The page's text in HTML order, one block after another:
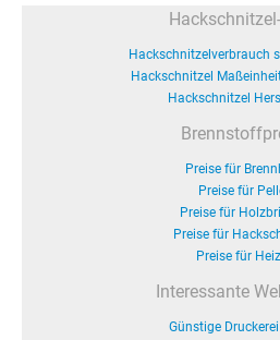
Hackschnitzelverbrauch
Hackschnitzel
Hackschnitzel
Preise für
Preise für
Preise für
Preise für
Preise für
Interessante
Günstige